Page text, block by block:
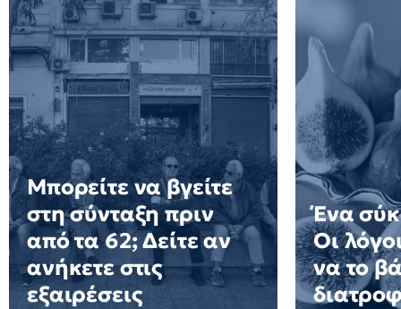
Μπορείτε να βγείτε
στη σύνταξη πριν
από τα 62; Δείτε αν
ανήκετε στις
εξαιρέσεις
Ένα
Οι
να το